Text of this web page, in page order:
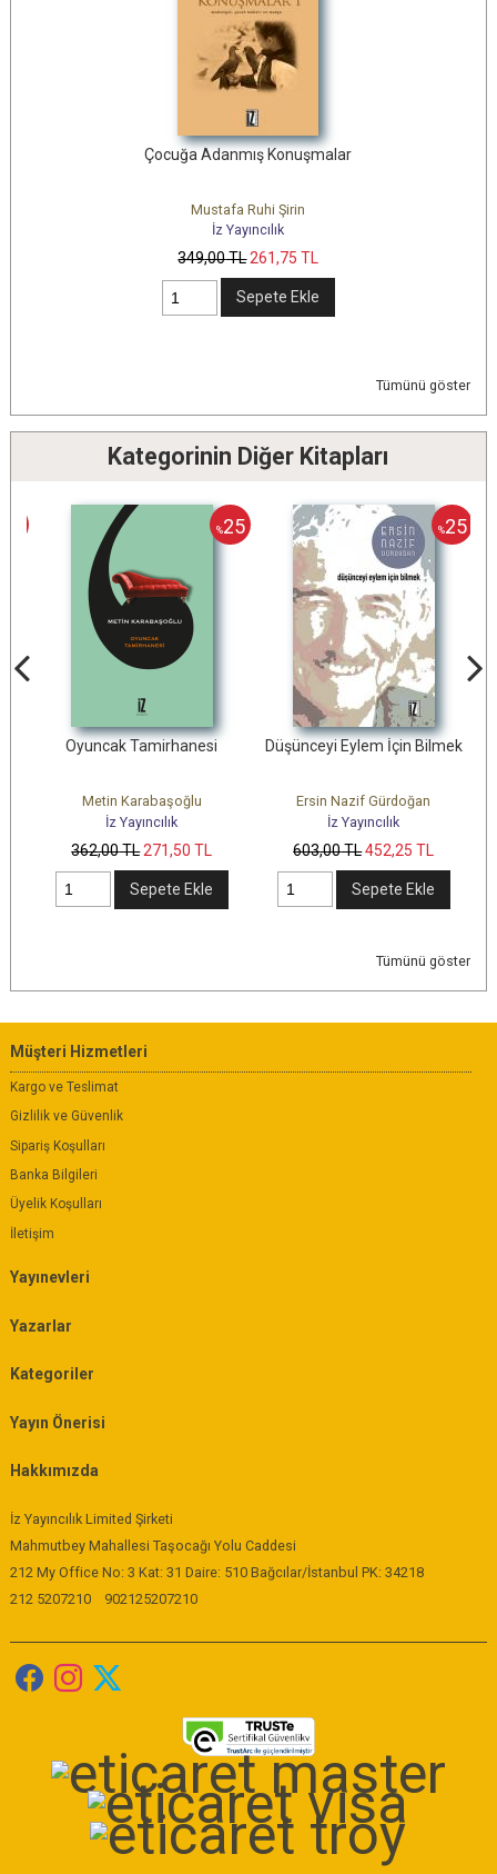
Çocuğa Adanmış Konuşmalar
Mustafa Ruhi Şirin
İz Yayıncılık
349,00TL261,75 TL
Sepete Ekle
Tümünü göster
Kategorinin Diğer Kitapları
%25
Oyuncak Tamirhanesi
Metin Karabaşoğlu
İz Yayıncılık
362,00TL271,50TL
Sepete Ekle
%25
Düşünceyi Eylem İçin Bilmek
Ersin Nazif Gürdoğan
İz Yayıncılık
603,00TL452,25TL
Sepete Ekle
Tümünü göster
Müşteri Hizmetleri
Kargo ve Teslimat
Gizlilik ve Güvenlik
Sipariş Koşulları
Banka Bilgileri
Üyelik Koşulları
İletişim
Yayınevleri
Yazarlar
Kategoriler
Yayın Önerisi
Hakkımızda
İz Yayıncılık Limited Şirketi
Mahmutbey Mahallesi Taşocağı Yolu Caddesi
212 My Office No: 3 Kat: 31 Daire: 510 Bağcılar/İstanbul PK: 34218
212 5207210
902125207210